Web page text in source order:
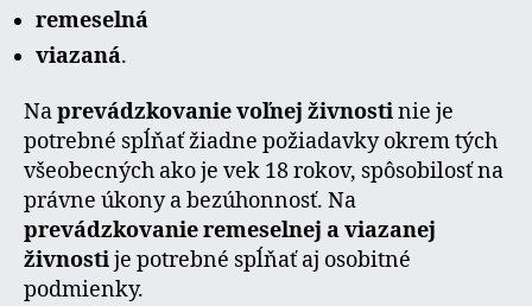
remeselná
viazaná.
Naprevádzkovanie voľnej živnostinie je
potrebné spĺňať žiadne požiadavky okrem tých
všeobecných ako je vek 18 rokov, spôsobilosť na
právne úkony a bezúhonnosť. Na
prevádzkovanie remeselnej a viazanej
živnostije potrebné spĺňať aj osobitné
podmienky.